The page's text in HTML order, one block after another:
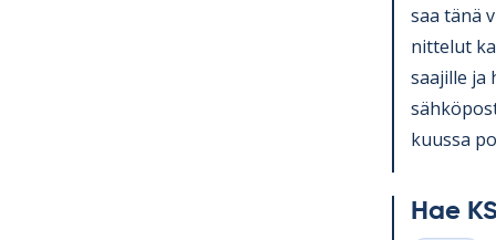
saa tänä
nit­te­lut
saa­jille ja
kuussa
Hae